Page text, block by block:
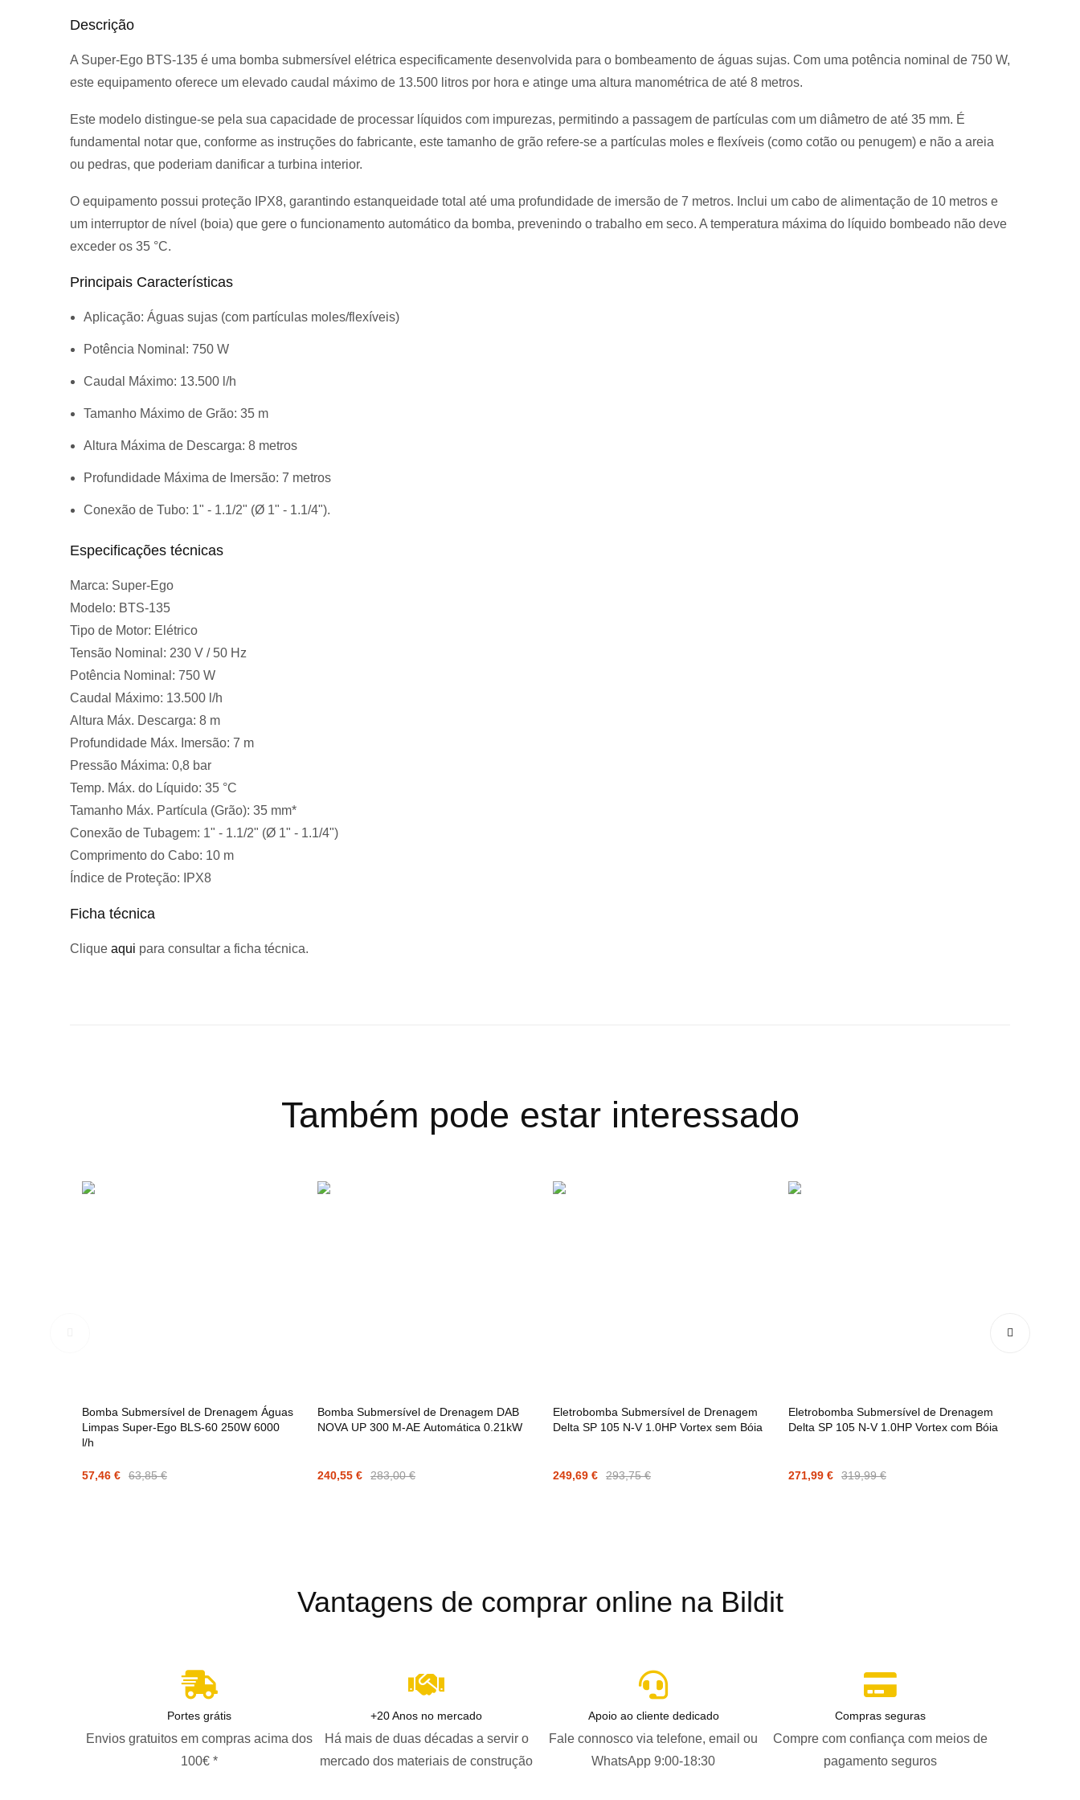
Descrição
A Super-Ego BTS-135 é uma bomba submersível elétrica especificamente desenvolvida para o bombeamento de águas sujas. Com uma potência nominal de 750 W,
este equipamento oferece um elevado caudal máximo de 13.500 litros por hora e atinge uma altura manométrica de até 8 metros.
Este modelo distingue-se pela sua capacidade de processar líquidos com impurezas, permitindo a passagem de partículas com um diâmetro de até 35 mm. É
fundamental notar que, conforme as instruções do fabricante, este tamanho de grão refere-se a partículas moles e flexíveis (como cotão ou penugem) e não a areia
ou pedras, que poderiam danificar a turbina interior.
O equipamento possui proteção IPX8, garantindo estanqueidade total até uma profundidade de imersão de 7 metros. Inclui um cabo de alimentação de 10 metros e
um interruptor de nível (boia) que gere o funcionamento automático da bomba, prevenindo o trabalho em seco. A temperatura máxima do líquido bombeado não deve
exceder os 35 °C.
Principais Características
Aplicação: Águas sujas (com partículas moles/flexíveis)
Potência Nominal: 750 W
Caudal Máximo: 13.500 l/h
Tamanho Máximo de Grão: 35 m
Altura Máxima de Descarga: 8 metros
Profundidade Máxima de Imersão: 7 metros
Conexão de Tubo: 1" - 1.1/2" (Ø 1" - 1.1/4").
Especificações técnicas
Marca: Super-Ego
Modelo: BTS-135
Tipo de Motor: Elétrico
Tensão Nominal: 230 V / 50 Hz
Potência Nominal: 750 W
Caudal Máximo: 13.500 l/h
Altura Máx. Descarga: 8 m
Profundidade Máx. Imersão: 7 m
Pressão Máxima: 0,8 bar
Temp. Máx. do Líquido: 35 °C
Tamanho Máx. Partícula (Grão): 35 mm*
Conexão de Tubagem: 1" - 1.1/2" (Ø 1" - 1.1/4")
Comprimento do Cabo: 10 m
Índice de Proteção:
IPX8
Ficha técnica
Clique aqui para consultar a ficha técnica.
Também pode estar interessado
Bomba Submersível de Drenagem Águas
Limpas Super-Ego BLS-60 250W 6000
l/h
57,46 € 63,85 €
Bomba Submersível de Drenagem DAB
NOVA UP 300 M-AE Automática 0.21kW
240,55 € 283,00 €
Eletrobomba Submersível de Drenagem
Delta SP 105 N-V 1.0HP Vortex sem Bóia
249,69 € 293,75 €
Eletrobomba Submersível de Drenagem
Delta SP 105 N-V 1.0HP Vortex com Bóia
271,99 € 319,99 €
Vantagens de comprar online na Bildit
Portes grátis
Envios gratuitos em compras acima dos
100€ *
+20 Anos no mercado
Há mais de duas décadas a servir o
mercado dos materiais de construção
Apoio ao cliente dedicado
Fale connosco via telefone, email ou
WhatsApp 9:00-18:30
Compras seguras
Compre com confiança com meios de
pagamento seguros